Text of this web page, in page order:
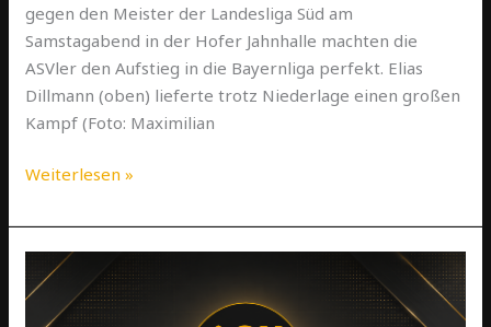
gegen den Meister der Landesliga Süd am
Samstagabend in der Hofer Jahnhalle machten die
ASVler den Aufstieg in die Bayernliga perfekt. Elias
Dillmann (oben) lieferte trotz Niederlage einen großen
Kampf (Foto: Maximilian
Weiterlesen »
ASV
Hof
wird